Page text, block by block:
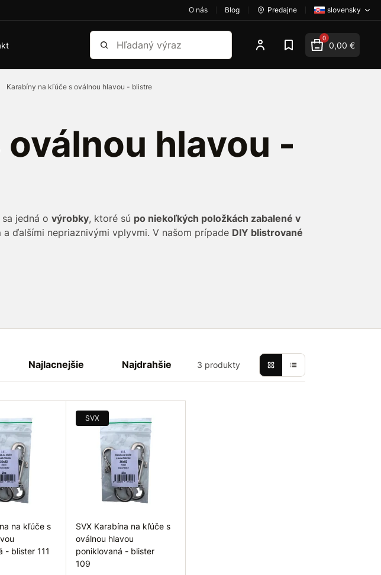
O nás Blog Predajne slovensky
Vyhľadať 0
0,00 €
Karabíny na kľúče s oválnou hlavou - blistre
hlavou -
jedná o výrobky, ktoré sú po niekoľkých položkách zabalené v
ďalšími nepriaznivými vplyvmi. V našom prípade DIY blistrované
Najlacnejšie Najdrahšie 3 produkty
na kľúče s
- blister 111
SVX
SVX Karabína na kľúče s
oválnou hlavou
poniklovaná - blister
109